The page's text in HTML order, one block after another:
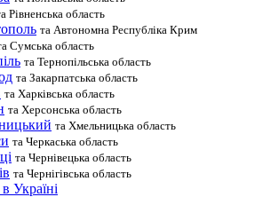
Рівненська область
та Автономна Республіка Крим
Сумська область
та Тернопільська область
та Закарпатська область
та Харківська область
та Херсонська область
та Хмельницька область
та Черкаська область
та Чернівецька область
та Чернігівська область
Україні